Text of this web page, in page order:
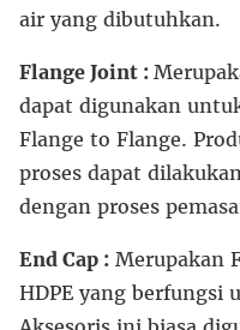
air yang dibutuhkan.
Flange Joint :
dapat digunakan
Flange to Flange.
proses dapat
dengan proses
End Cap : Merupakan
HDPE yang berfungsi